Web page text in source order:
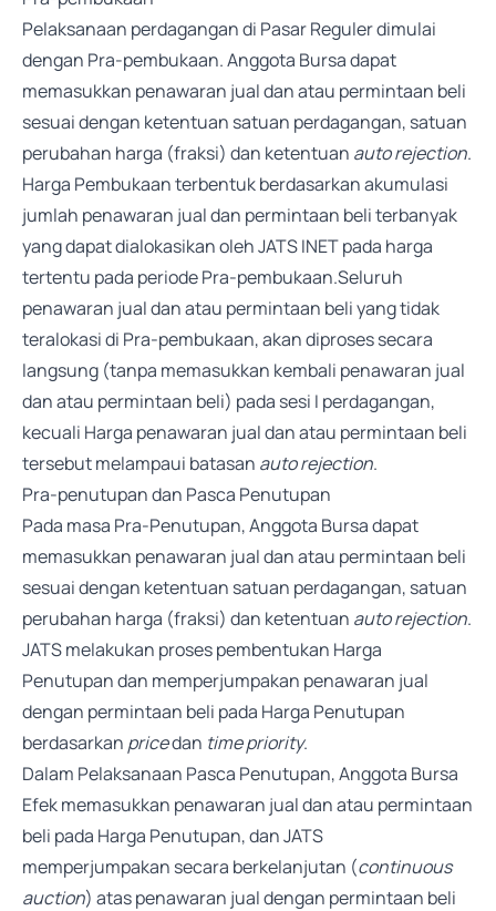
Pelaksanaan perdagangan di Pasar Reguler dimulai
dengan Pra-pembukaan. Anggota Bursa dapat
memasukkan penawaran jual dan atau permintaan beli
sesuai dengan ketentuan satuan perdagangan, satuan
perubahan harga (fraksi) dan ketentuan auto rejection.
Harga Pembukaan terbentuk berdasarkan akumulasi
jumlah penawaran jual dan permintaan beli terbanyak
yang dapat dialokasikan oleh JATS INET pada harga
tertentu pada periode Pra-pembukaan.Seluruh
penawaran jual dan atau permintaan beli yang tidak
teralokasi di Pra-pembukaan, akan diproses secara
langsung (tanpa memasukkan kembali penawaran jual
dan atau permintaan beli) pada sesi I perdagangan,
kecuali Harga penawaran jual dan atau permintaan beli
tersebut melampaui batasan auto rejection.
Pra-penutupan dan Pasca Penutupan
Pada masa Pra-Penutupan, Anggota Bursa dapat
memasukkan penawaran jual dan atau permintaan beli
sesuai dengan ketentuan satuan perdagangan, satuan
perubahan harga (fraksi) dan ketentuan auto rejection.
JATS melakukan proses pembentukan Harga
Penutupan dan memperjumpakan penawaran jual
dengan permintaan beli pada Harga Penutupan
berdasarkan pricedan time priority.
Dalam Pelaksanaan Pasca Penutupan, Anggota Bursa
Efek memasukkan penawaran jual dan atau permintaan
beli pada Harga Penutupan, dan JATS
memperjumpakan secara berkelanjutan (continuous
auction) atas penawaran jual dengan permintaan beli